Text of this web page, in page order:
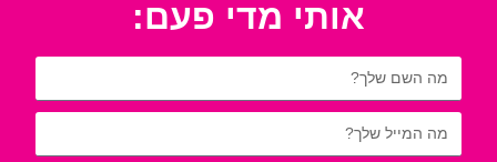
אותי מדי פעם: